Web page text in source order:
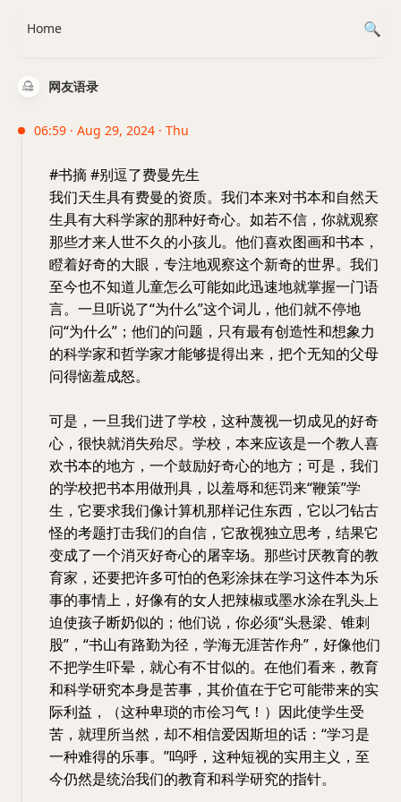
网友语录
06:59 · Aug 29, 2024 · Thu
#书摘 #别逗了费曼先生
我们天生具有费曼的资质。我们本来对书本和自然天
生具有大科学家的那种好奇心。如若不信，你就观察
那些才来人世不久的小孩儿。他们喜欢图画和书本，
瞪着好奇的大眼，专注地观察这个新奇的世界。我们
至今也不知道儿童怎么可能如此迅速地就掌握一门语
言。一旦听说了“为什么”这个词儿，他们就不停地
问“为什么”；他们的问题，只有最有创造性和想象力
的科学家和哲学家才能够提得出来，把个无知的父母
问得恼羞成怒。
可是，一旦我们进了学校，这种蔑视一切成见的好奇
心，很快就消失殆尽。学校，本来应该是一个教人喜
欢书本的地方，一个鼓励好奇心的地方；可是，我们
的学校把书本用做刑具，以羞辱和惩罚来“鞭策”学
生，它要求我们像计算机那样记住东西，它以刁钻古
怪的考题打击我们的自信，它敌视独立思考，结果它
变成了一个消灭好奇心的屠宰场。那些讨厌教育的教
育家，还要把许多可怕的色彩涂抹在学习这件本为乐
事的事情上，好像有的女人把辣椒或墨水涂在乳头上
迫使孩子断奶似的；他们说，你必须“头悬梁、锥刺
股”，“书山有路勤为径，学海无涯苦作舟”，好像他们
不把学生吓晕，就心有不甘似的。在他们看来，教育
和科学研究本身是苦事，其价值在于它可能带来的实
际利益，（这种卑琐的市侩习气！）因此使学生受
苦，就理所当然，却不相信爱因斯坦的话：“学习是
一种难得的乐事。”呜呼，这种短视的实用主义，至
今仍然是统治我们的教育和科学研究的指针。
Home